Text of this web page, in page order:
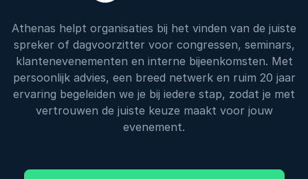
Athenas helpt organisaties bij het vinden van de juiste
spreker of dagvoorzitter voor congressen, seminars,
klantenevenementen en interne bijeenkomsten. Met
persoonlijk advies, een breed netwerk en ruim 20 jaar
ervaring begeleiden we je bij iedere stap, zodat je met
vertrouwen de juiste keuze maakt voor jouw
evenement.